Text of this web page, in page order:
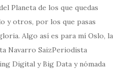
Planeta de los que quedas
y otros, por los que pasas
Algo así es para mí Oslo, la
Navarro SaizPeriodista
Digital y Big Data y nómada